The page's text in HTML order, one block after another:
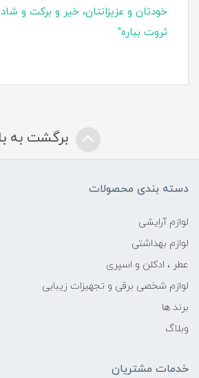
خودتان و عزیزانتان، خیر و برکت و
ثروت بباره"
برگشت به
دسته بندی محصولات
لوازم آرایشی
لوازم بهداشتی
عطر ، ادکلن و اسپری
لوازم شخصی برقی و تجهیزات زیبایی
برند ها
وبلاگ
خدمات مشتریان